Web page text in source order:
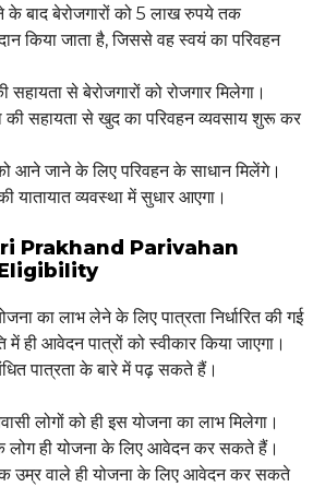
बाद बेरोजगारों को 5 लाख रुपये तक
किया जाता है, जिससे वह स्वयं का परिवहन
से बेरोजगारों को रोजगार मिलेगा।
की सहायता से खुद का परिवहन व्यवसाय शुरू कर
आने जाने के लिए परिवहन के साधान मिलेंगे।
यातायात व्यवस्था में सुधार आएगा।
Prakhand Parivahan
का लाभ लेने के लिए पात्रता निर्धारित की गई
में ही आवेदन पात्रों को स्वीकार किया जाएगा।
पात्रता के बारे में पढ़ सकते हैं।
लोगों को ही इस योजना का लाभ मिलेगा।
के लोग ही योजना के लिए आवेदन कर सकते हैं।
उम्र वाले ही योजना के लिए आवेदन कर सकते